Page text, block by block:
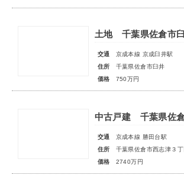
土地 千葉県佐倉市
交通
京成本線 京成臼井駅
住所
千葉県佐倉市臼井
価格
750万円
交通
京成本線 勝田台駅
住所
千葉県佐倉市西志津３丁
価格
2740万円